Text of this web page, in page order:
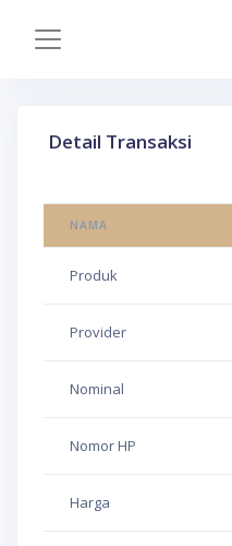
Detail Transaksi
NAMA
Produk
Provider
Nominal
Nomor HP
Harga